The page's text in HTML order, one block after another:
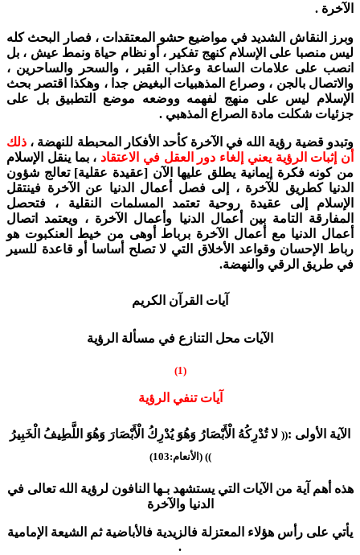
الآخرة .
وبرز النقاش الشديد في مواضيع حشو المعتقدات ، فصار البحث كله
ليس منصبا على الإسلام كنهج تفكير ، أو نظام حياة ونمط عيش ، بل
انصب على علامات الساعة وعذاب القبر ، والسحر والساحرين ،
والاتصال بالجن ، وصراع المذهبيات البغيض جدا ، وهكذا اقتصر بحث
الإسلام ليس على منهج لفهمه ووضعه موضع التطبيق بل على
جزئيات شكلت مادة الصراع المذهبي .
وتبدو قضية رؤية الله في الآخرة كأحد الأفكار المحبطة للنهضة ، ذلك
أن إثبات الرؤية يعني إلغاء دور العقل في الاعتقاد ، بما ينقل الإسلام
من كونه فكرة إيمانية يطلق عليها الآن [عقيدة عقلية] تعالج شؤون
الدنيا كطريق للآخرة ، إلى فصل أعمال الدنيا عن الآخرة فينتقل
الإسلام إلى عقيدة روحية تعتمد المسلمات النقلية ، فتحصل
المفارقة التامة بين أعمال الدنيا وأعمال الآخرة ، ويعتمد اتصال
أعمال الدنيا مع أعمال الآخرة برباط أوهى من خيط العنكبوت هو
رباط الإحسان وقواعد الأخلاق التي لا تصلح أساسا أو قاعدة للسير
في طريق الرقي والنهضة.
آيات القرآن الكريم
الآيات محل التنازع في مسألة الرؤية
(1)
آيات تنفي الرؤية
الآية الأولى :(( لا تُدْرِكُهُ الْأَبْصَارُ وَهُوَ يُدْرِكُ الْأَبْصَارَ وَهُوَ اللَّطِيفُ الْخَبِيرُ
)) (الأنعام:103)
هذه أهم آية من الآيات التي يستشهد بـها النافون لرؤية الله تعالى في
الدنيا والآخرة
يأتي على رأس هؤلاء المعتزلة فالزيدية فالأباضية ثم الشيعة الإمامية
.